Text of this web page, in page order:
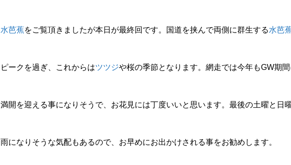
水芭蕉をご覧頂きましたが本日が最終回です。国道を挟んで両側に群生する水芭
ピークを過ぎ、これからはツツジや桜の季節となります。網走では今年もGW期
満開を迎える事になりそうで、お花見には丁度いいと思います。最後の土曜と日
雨になりそうな気配もあるので、お早めにお出かけされる事をお勧めします。